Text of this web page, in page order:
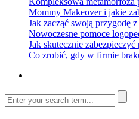
Mommy Makeover i jakie
Jak zacząć swoją przygodę
Nowoczesne pomoce
Jak skutecznie
Co zrobić, gdy w firmie